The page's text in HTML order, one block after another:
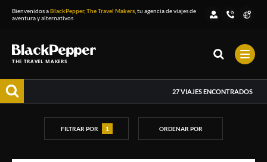
Bienvenidos aBlackPepper, The Travel Makers , tu agencia de viajes de
aventura y alternativos
THE TRAVEL MAKERS
27VIAJES ENCONTRADOS
FILTRAR POR 1 ORDENAR POR